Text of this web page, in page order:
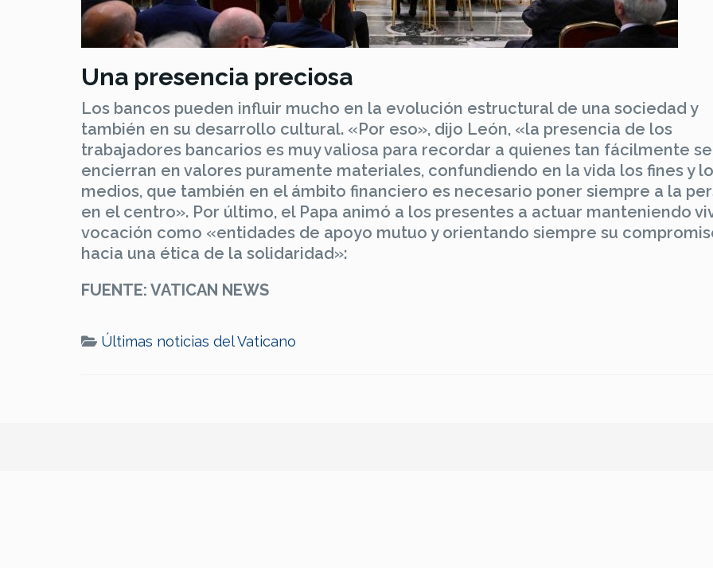
Una presencia preciosa
Los bancos pueden influir mucho en la evolución estructural de una sociedad y
también en su desarrollo cultural. «Por eso», dijo León, «la presencia de los
trabajadores bancarios es muy valiosa para recordar a quienes tan fácilmente se
encierran en valores puramente materiales, confundiendo en la vida los fines y
medios, que también en el ámbito financiero es necesario poner siempre a la
en el centro». Por último, el Papa animó a los presentes a actuar manteniendo
vocación como «entidades de apoyo mutuo y orientando siempre su
hacia una ética de la solidaridad»:
FUENTE: VATICAN NEWS
Últimas noticias del Vaticano